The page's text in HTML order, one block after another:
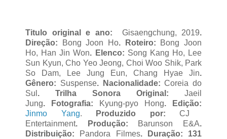
Titulo original e ano: Gisaengchung, 2019.
Direção: Bong Joon Ho. Roteiro: Bong Joon
Ho, Han Jin Won. Elenco: Song Kang Ho, Lee
Sun Kyun, Cho Yeo Jeong, Choi Woo Shik, Park
So Dam, Lee Jung Eun, Chang Hyae Jin.
Gênero: Suspense. Nacionalidade:Coreia do
Sul . Trilha Sonora Original : Jaeil
Jung. Fotografia: Kyung-pyo Hong. Edição:
Jinmo Yang. Produzido por:CJ
Entertainment. Produção: Barunson E&A.
Distribuição: Pandora Filmes. Duração: 131